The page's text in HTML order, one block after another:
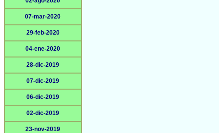
07-mar-2020
29-feb-2020
04-ene-2020
28-dic-2019
07-dic-2019
06-dic-2019
02-dic-2019
23-nov-2019